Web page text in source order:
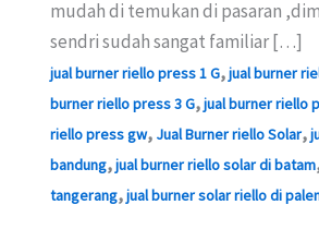
mudah di temukan di pasaran
sendri sudah sangat familiar […]
jual burner riello press 1 G,jual burner
burner riello press 3 G,jual burner riello
riello press gw, Jual Burner riello Solar,
bandung,jual burner riello solar di batam
tangerang,jual burner solar riello di